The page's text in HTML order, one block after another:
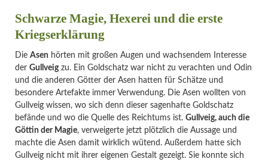
Schwarze Magie, Hexerei und die erste
Kriegserklärung
Die Asen hörten mit großen Augen und wachsendem Interesse
der Gullveigzu. Ein Goldschatz war nicht zu verachten und Odin
und die anderen Götter der Asen hatten für Schätze und
besondere Artefakte immer Verwendung. Die Asen wollten von
Gullveig wissen, wo sich denn dieser sagenhafte Goldschatz
befände und wo die Quelle des Reichtums ist. Gullveig, auch die
Göttin der Magie, verweigerte jetzt plötzlich die Aussage und
machte die Asen damit wirklich wütend. Außerdem hatte sich
Gullveig nicht mit ihrer eigenen Gestalt gezeigt. Sie konnte sich